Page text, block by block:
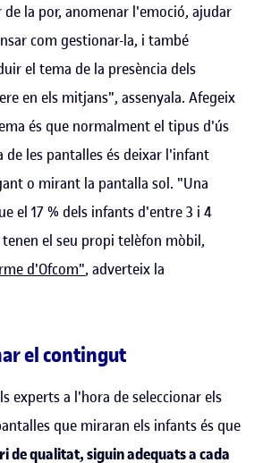
la por, anomenar l'emoció, ajudar
com gestionar-la, i també
el tema de la presència dels
en els mitjans", assenyala. Afegeix
és que normalment el tipus d'ús
de les pantalles és deixar l'infant
o mirant la pantalla sol. "Una
el 17 % dels infants d'entre 3 i 4
el seu propi telèfon mòbil,
d'Ofcom", adverteix la
el contingut
experts a l'hora de seleccionar els
que miraran els infants és que
de qualitat, siguin adequats a cada